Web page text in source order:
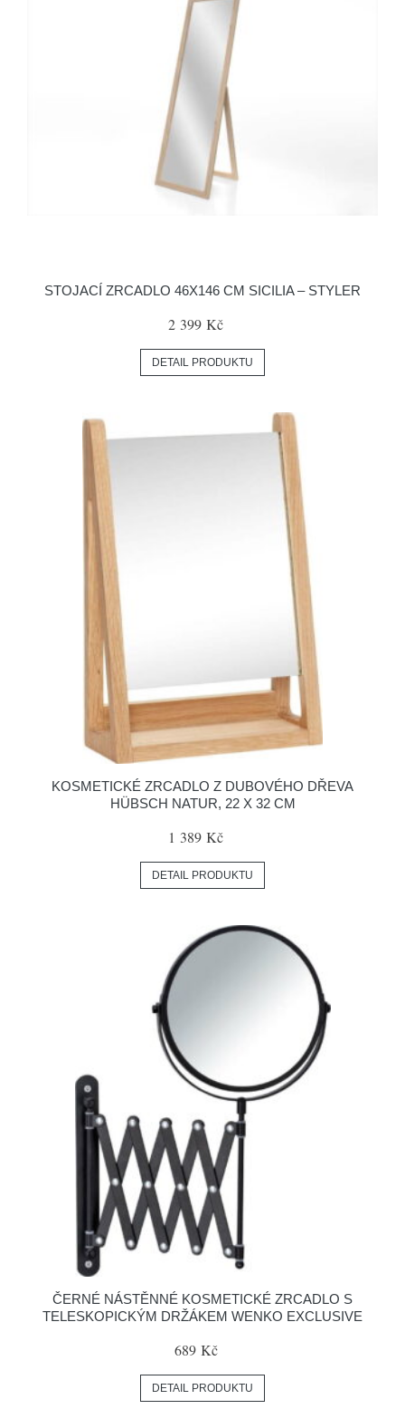
STOJACÍ ZRCADLO 46X146 CM SICILIA – STYLER
2 399 Kč
DETAIL PRODUKTU
KOSMETICKÉ ZRCADLO Z DUBOVÉHO DŘEVA
HÜBSCH NATUR, 22 X 32 CM
1 389 Kč
DETAIL PRODUKTU
ČERNÉ NÁSTĚNNÉ KOSMETICKÉ ZRCADLO S
TELESKOPICKÝM DRŽÁKEM WENKO EXCLUSIVE
689 Kč
DETAIL PRODUKTU